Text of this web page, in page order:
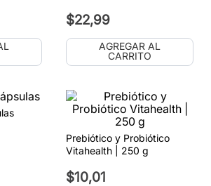
$22,99
AGREGAR AL
CARRITO
Prebiótico y Probiótico
Vitahealth | 250 g
$10,01